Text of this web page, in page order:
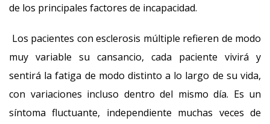
de los principales factores de incapacidad.
Los pacientes con esclerosis múltiple refieren de modo
muy variable su cansancio, cada paciente vivirá y
sentirá la fatiga de modo distinto a lo largo de su vida,
con variaciones incluso dentro del mismo día. Es un
síntoma fluctuante, independiente muchas veces de